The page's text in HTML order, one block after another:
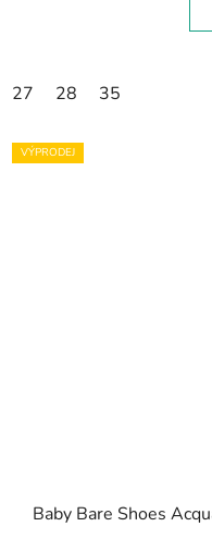
27 28 35
VÝPRODEJ
Baby Bare Shoes